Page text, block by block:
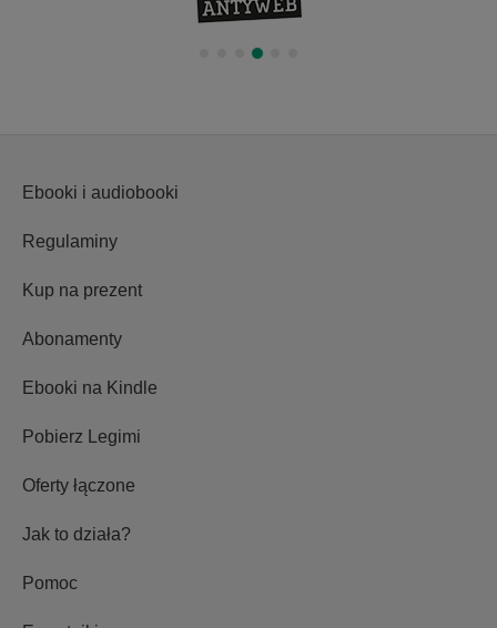
Ebooki i audiobooki
Regulaminy
Kup na prezent
Abonamenty
Ebooki na Kindle
Pobierz Legimi
Oferty łączone
Jak to działa?
Pomoc